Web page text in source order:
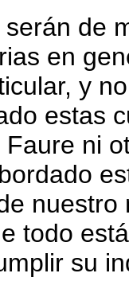
de
en
y
estas
ni
todo
su